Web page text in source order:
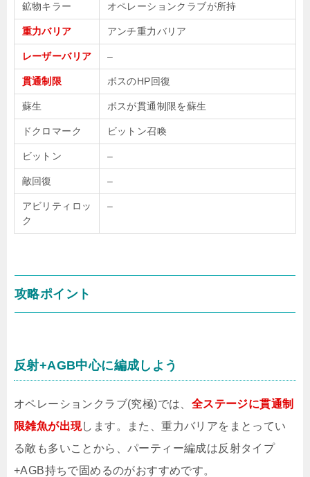
鉱物キラー オペレーションクラブが所持
重力バリア アンチ重力バリア
レーザーバリア –
貫通制限 ボスのHP回復
蘇生 ボスが貫通制限を蘇生
ドクロマーク ビットン召喚
ビットン –
敵回復 –
アビリティロッ
ク
–
攻略ポイント
反射+AGB中心に編成しよう
オペレーションクラブ(究極)では、 全ステージに貫通制
限雑魚が出現します。また、重力バリアをまとってい
る敵も多いことから、パーティー編成は反射タイプ
+AGB持ちで固めるのがおすすめです。